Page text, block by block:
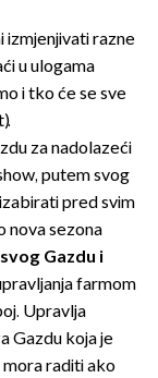
izmjenjivati razne
u ulogama
i tko će se sve
za nadolazeći
putem svog
pred svim
nova sezona
Gazdu i
farmom
Upravlja
Gazdu koja je
mora raditi ako